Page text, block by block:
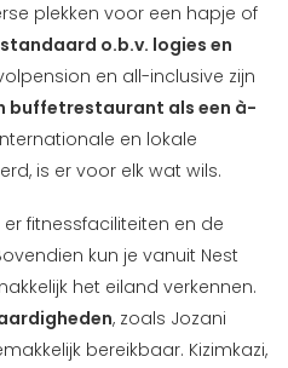
plekken voor een hapje of
standaard o.b.v. logies en
en all-inclusive zijn
buffetrestaurant als een à-
en lokale
is er voor elk wat wils.
fitnessfaciliteiten en de
kun je vanuit Nest
het eiland verkennen.
, zoals Jozani
bereikbaar. Kizimkazi,